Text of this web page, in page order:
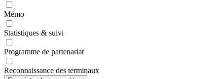
Mémo
Statistiques & suivi
Programme de partenariat
Reconnaissance des terminaux